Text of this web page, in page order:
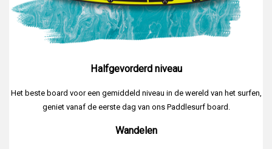
Halfgevorderd niveau
Het beste board voor een gemiddeld niveau in de wereld van het surfen,
geniet vanaf de eerste dag van ons Paddlesurf board.
Wandelen